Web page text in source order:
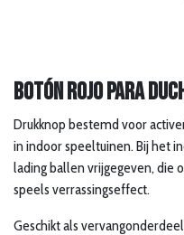
Botón rojo para
Drukknop bestemd voor
in indoor speeltuinen. Bij het
lading ballen vrijgegeven, die
speels verrassingseffect.
Geschikt als